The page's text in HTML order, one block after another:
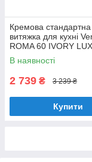
Кремова
витяжка для кухні
ROMA 60 IVORY
шириною 60 см, під
шафу
В наявності
2 739 ₴ 3 239 ₴
Купити